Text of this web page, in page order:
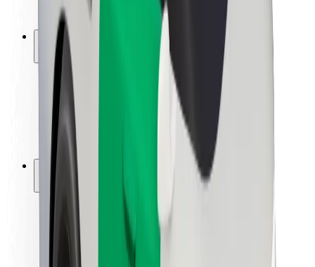
Fondo Urban
Sicurezza
Viaggia in sicurezza
Guida in sicurezza
Vai in sicurezza
Laboratorio sulla Sicurezza
Posizioni
Soluzioni Per la Città
Aeroporti